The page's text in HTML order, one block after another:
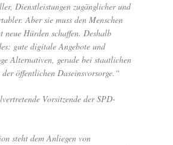
Dienstleistungen zugänglicher und
Aber sie muss den Menschen
neue Hürden schaffen. Deshalb
gute digitale Angebote und
Alternativen, gerade bei staatlichen
öffentlichen Daseinsvorsorge.“
Vorsitzende der SPD-
steht dem Anliegen von